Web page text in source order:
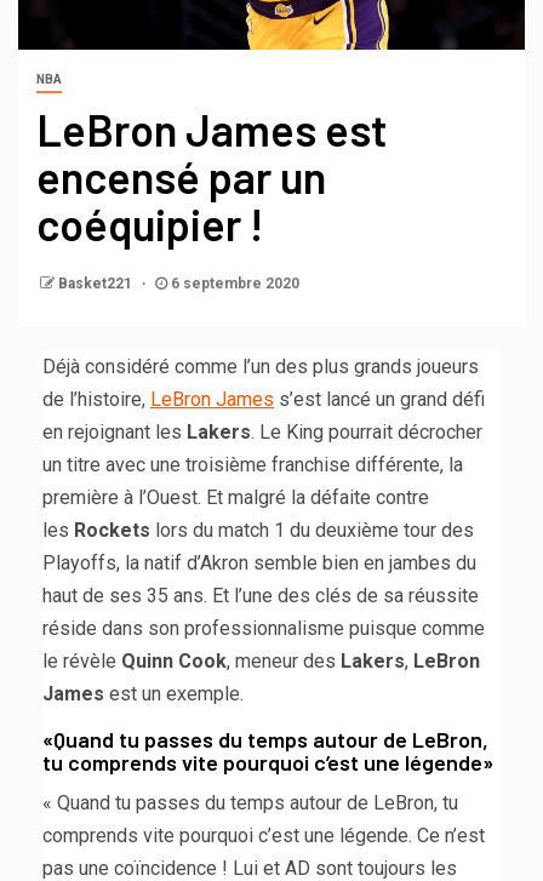
NBA
LeBron James est
encensé par un
coéquipier !
Basket221 6 septembre 2020
Déjà considéré comme l’un des plus grands joueurs
de l’histoire, LeBron James s’est lancé un grand défi
en rejoignant les Lakers. Le King pourrait décrocher
un titre avec une troisième franchise différente, la
première à l’Ouest. Et malgré la défaite contre
les Rockets lors du match 1 du deuxième tour des
Playoffs, la natif d’Akron semble bien en jambes du
haut de ses 35 ans. Et l’une des clés de sa réussite
réside dans son professionnalisme puisque comme
le révèle Quinn Cook, meneur des Lakers, LeBron
James est un exemple.
«Quand tu passes du temps autour de LeBron,
tu comprends vite pourquoi c’est une légende»
« Quand tu passes du temps autour de LeBron, tu
comprends vite pourquoi c’est une légende. Ce n’est
pas une coïncidence ! Lui et AD sont toujours les